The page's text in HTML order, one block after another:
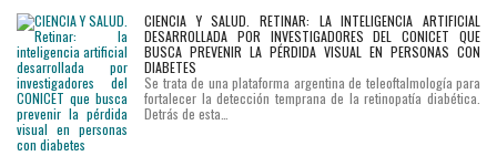
CIENCIA Y SALUD. RETINAR: LA INTELIGENCIA ARTIFICIAL
DESARROLLADA POR INVESTIGADORES DEL CONICET QUE
BUSCA PREVENIR LA PÉRDIDA VISUAL EN PERSONAS CON
DIABETES
Se trata de una plataforma argentina de teleoftalmología para
fortalecer la detección temprana de la retinopatía diabética.
Detrás de esta…